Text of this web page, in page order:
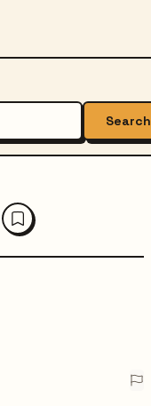
Search